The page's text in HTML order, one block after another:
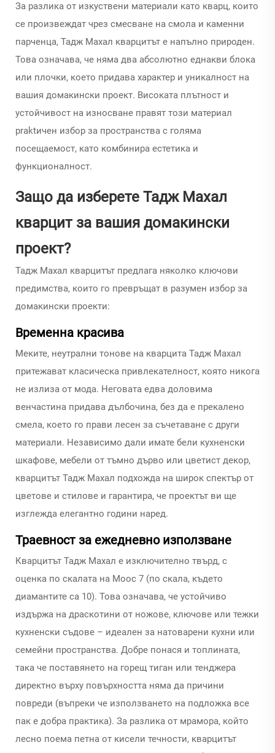
За разлика от изкуствени материали като кварц, които
се произвеждат чрез смесване на смола и каменни
парченца, Тадж Махал кварцитът е напълно природен.
Това означава, че няма два абсолютно еднакви блока
или плочки, което придава характер и уникалност на
вашия домакински проект. Високата плътност и
устойчивост на износване правят този материал
praktичен избор за пространства с голяма
посещаемост, като комбинира естетика и
функционалност.
Защо да изберете Тадж Махал
кварцит за вашия домакински
проект?
Тадж Махал кварцитът предлага няколко ключови
предимства, които го превръщат в разумен избор за
домакински проекти:
Временна красива
Меките, неутрални тонове на кварцита Тадж Махал
притежават класическа привлекателност, която никога
не излиза от мода. Неговата едва доловима
венчастина придава дълбочина, без да е прекалено
смела, което го прави лесен за съчетаване с други
материали. Независимо дали имате бели кухненски
шкафове, мебели от тъмно дърво или цветист декор,
кварцитът Тадж Махал подхожда на широк спектър от
цветове и стилове и гарантира, че проектът ви ще
изглежда елегантно години наред.
Траевност за ежедневно използване
Кварцитът Тадж Махал е изключително твърд, с
оценка по скалата на Моос 7 (по скала, където
диамантите са 10). Това означава, че устойчиво
издържа на драскотини от ножове, ключове или тежки
кухненски съдове – идеален за натоварени кухни или
семейни пространства. Добре понася и топлината,
така че поставянето на горещ тиган или тенджера
директно върху повърхността няма да причини
повреди (въпреки че използването на подложка все
пак е добра практика). За разлика от мрамора, който
лесно поема петна от кисели течности, кварцитът